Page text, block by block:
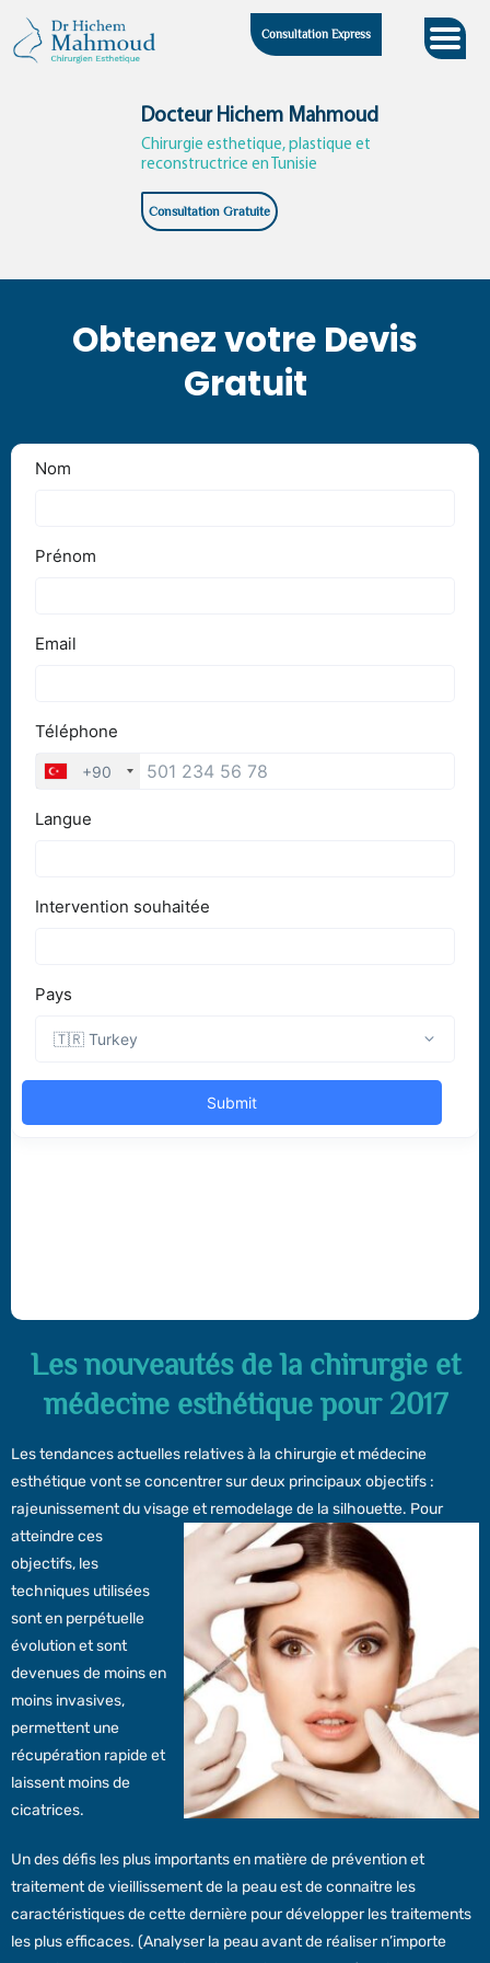
content
Consultation Express
Docteur Hichem Mahmoud
Chirurgie esthetique, plastique et
reconstructrice en Tunisie
Consultation Gratuite
Obtenez votre Devis
Gratuit
Les nouveautés de la chirurgie et
médecine esthétique pour 2017
Les tendances actuelles relatives à la chirurgie et médecine
esthétique vont se concentrer sur deux principaux objectifs :
rajeunissement du visage et remodelage de la silhouette. Pour
atteindre ces
objectifs, les
techniques utilisées
sont en perpétuelle
évolution et sont
devenues de moins en
moins invasives,
permettent une
récupération rapide et
laissent moins de
cicatrices.
Un des défis les plus importants en matière de prévention et
traitement de vieillissement de la peau est de connaitre les
caractéristiques de cette dernière pour développer les traitements
les plus efficaces. (Analyser la peau avant de réaliser n’importe